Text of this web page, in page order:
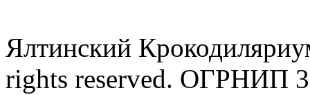
Ялтинский
rights reserved. ОГРНИП